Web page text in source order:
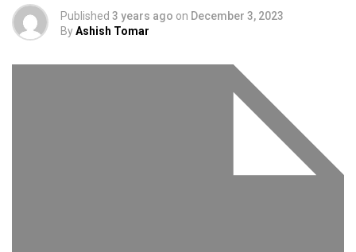
Published 3 years ago on December 3, 2023
ByAshish Tomar